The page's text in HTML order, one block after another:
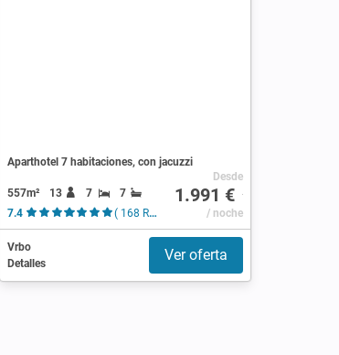
Aparthotel 7 habitaciones, con jacuzzi
557m² 13 7
7
7.4
( 168 Reseñas )
Desde
1.991 €
/ noche
Vrbo
Detalles
Ver oferta